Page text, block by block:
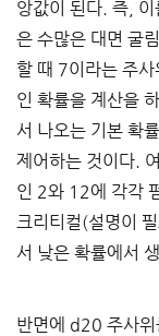
앙값이 된다 즉
은 수많은 대면 굴
할 때 7이라는 주
인 확률을 계산을
서 나오는 기본 확
제어하는 것이다
인 2와 12에 각각
크리티컬(설명이
서 낮은 확률에서
반면에 d20 주사